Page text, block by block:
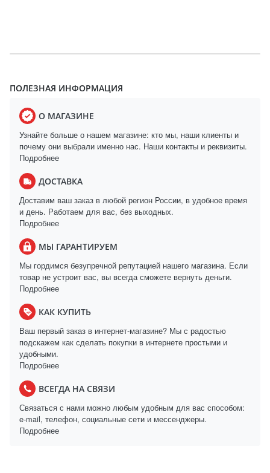
ПОЛЕЗНАЯ ИНФОРМАЦИЯ
О МАГАЗИНЕ
Узнайте больше о нашем магазине: кто мы, наши клиенты и
почему они выбрали именно нас. Наши контакты и реквизиты.
Подробнее
ДОСТАВКА
Доставим ваш заказ в любой регион России, в удобное время
и день. Работаем для вас, без выходных.
Подробнее
МЫ ГАРАНТИРУЕМ
Мы гордимся безупречной репутацией нашего магазина. Если
товар не устроит вас, вы всегда сможете вернуть деньги.
Подробнее
КАК КУПИТЬ
Ваш первый заказ в интернет-магазине? Мы с радостью
подскажем как сделать покупки в интернете простыми и
удобными.
Подробнее
ВСЕГДА НА СВЯЗИ
Связаться с нами можно любым удобным для вас способом:
e-mail, телефон, социальные сети и мессенджеры.
Подробнее